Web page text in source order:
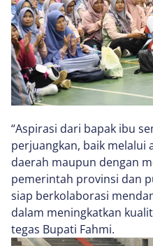
“Aspirasi dari bapak ibu
perjuangkan, baik melalui
daerah maupun dengan
pemerintah provinsi dan
siap berkolaborasi
dalam meningkatkan
tegas Bupati Fahmi.